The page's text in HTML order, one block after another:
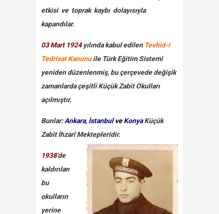
etkisi ve toprak kaybı dolayısıyla
kapandılar.
03 Mart 1924yılında kabul edilen Tevhid-i
Tedrisat Kanunuile Türk Eğitim Sistemi
yeniden düzenlenmiş, bu çerçevede değişik
zamanlarda çeşitli Küçük Zabit Okulları
açılmıştır.
Bunlar:Ankara, İstanbulveKonyaKüçük
Zabit İhzarî Mektepleridir.
1938’de
kaldırılan
bu
okulların
yerine